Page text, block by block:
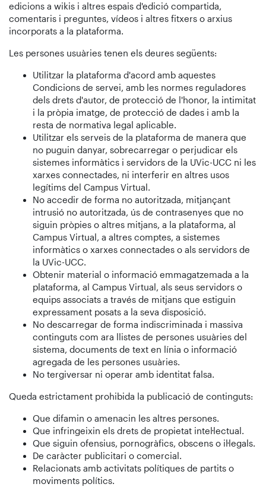
edicions a wikis i altres espais d'edició compartida,
comentaris i preguntes, vídeos i altres fitxers o arxius
incorporats a la plataforma.
Les persones usuàries tenen els deures següents:
Utilitzar la plataforma d'acord amb aquestes
Condicions de servei, amb les normes reguladores
dels drets d'autor, de protecció de l'honor, la intimitat
i la pròpia imatge, de protecció de dades i amb la
resta de normativa legal aplicable.
Utilitzar els serveis de la plataforma de manera que
no puguin danyar, sobrecarregar o perjudicar els
sistemes informàtics i servidors de la UVic-UCC ni les
xarxes connectades, ni interferir en altres usos
legítims del Campus Virtual.
No accedir de forma no autoritzada, mitjançant
intrusió no autoritzada, ús de contrasenyes que no
siguin pròpies o altres mitjans, a la plataforma, al
Campus Virtual, a altres comptes, a sistemes
informàtics o xarxes connectades o als servidors de
la UVic-UCC.
Obtenir material o informació emmagatzemada a la
plataforma, al Campus Virtual, als seus servidors o
equips associats a través de mitjans que estiguin
expressament posats a la seva disposició.
No descarregar de forma indiscriminada i massiva
continguts com ara llistes de persones usuàries del
sistema, documents de text en línia o informació
agregada de les persones usuàries.
No tergiversar ni operar amb identitat falsa.
Queda estrictament prohibida la publicació de continguts:
Que difamin o amenacin les altres persones.
Que infringeixin els drets de propietat intel·lectual.
Que siguin ofensius, pornogràfics, obscens o il·legals.
De caràcter publicitari o comercial.
Relacionats amb activitats polítiques de partits o
moviments polítics.